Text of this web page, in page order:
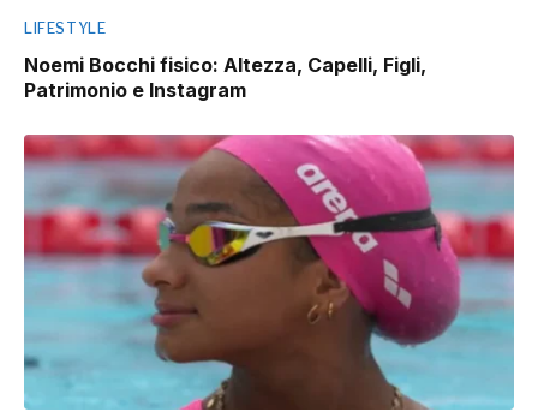
LIFESTYLE
Noemi Bocchi fisico: Altezza, Capelli, Figli,
Patrimonio e Instagram